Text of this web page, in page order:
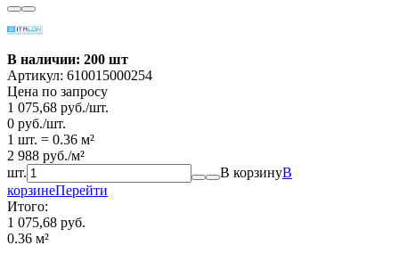
В наличии: 200 шт
Артикул: 610015000254
Цена по запросу
1 075,68 руб./шт.
0 руб./шт.
1 шт. = 0.36 м²
2 988 руб./м²
шт.
В корзинуВ
корзинеПерейти
Итого:
1 075,68 руб.
0.36 м²